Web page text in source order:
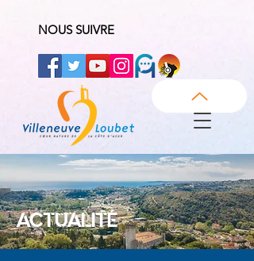
NOUS SUIVRE
ACTUALITÉ